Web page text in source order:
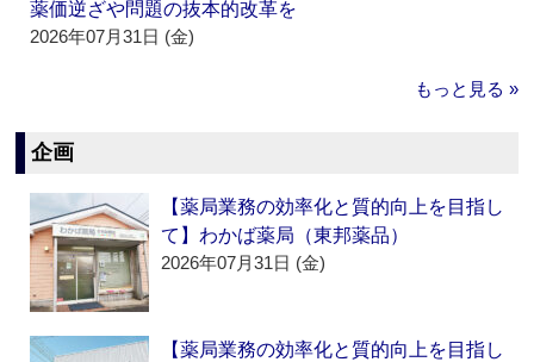
薬価逆ざや問題の抜本的改革を
2026年07月31日 (金)
もっと見る »
企画
【薬局業務の効率化と質的向上を目指し
て】わかば薬局（東邦薬品）
2026年07月31日 (金)
【薬局業務の効率化と質的向上を目指し